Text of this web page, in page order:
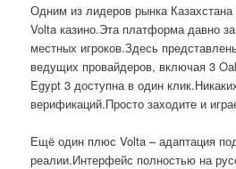
Одним из лидеров рынка Казахстана
Volta казино.Эта платформа давно
местных игроков.Здесь
ведущих провайдеров, включая 3
Egypt 3 доступна в один
верификаций.Просто заходите и
Ещё один плюс Volta – адаптация
реалии.Интерфейс полностью на